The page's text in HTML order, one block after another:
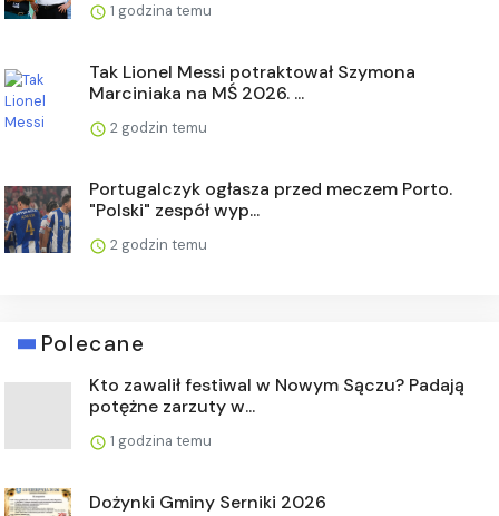
1 godzina temu
Tak Lionel Messi potraktował Szymona
Marciniaka na MŚ 2026. ...
2 godzin temu
Portugalczyk ogłasza przed meczem Porto.
"Polski" zespół wyp...
2 godzin temu
Polecane
Kto zawalił festiwal w Nowym Sączu? Padają
potężne zarzuty w...
1 godzina temu
Dożynki Gminy Serniki 2026